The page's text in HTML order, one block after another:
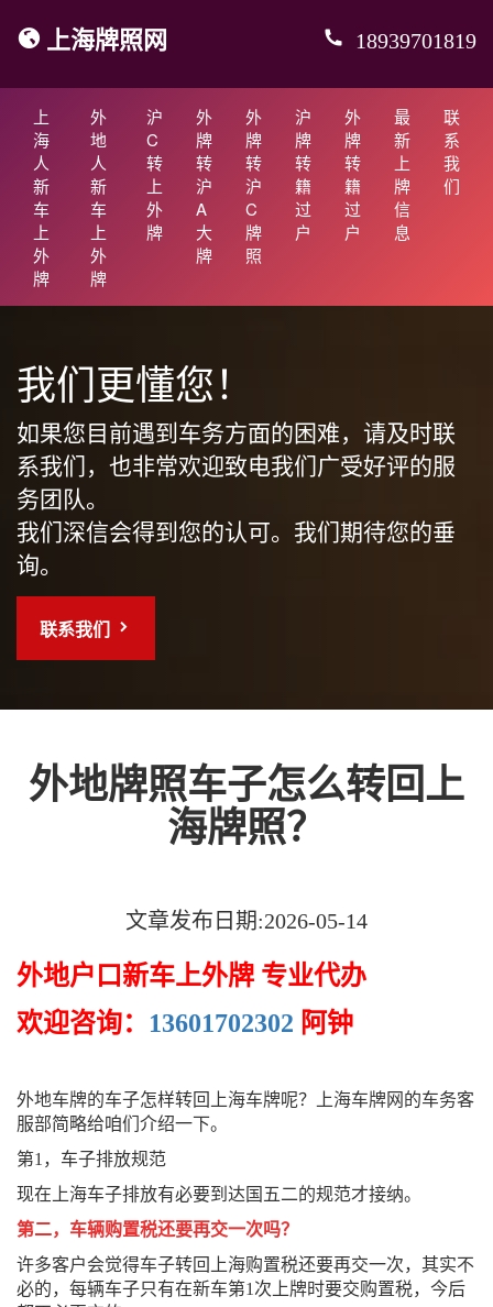
上海牌照网 18939701819
上
海
人
新
车
上
外
牌
外
地
人
新
车
上
外
牌
沪
C
转
上
外
牌
外
牌
转
沪
A
大
牌
外
牌
转
沪
C
牌
照
沪
牌
转
籍
过
户
外
牌
转
籍
过
户
最
新
上
牌
信
息
联
系
我
们
我们更懂您！
如果您目前遇到车务方面的困难，请及时联
系我们，也非常欢迎致电我们广受好评的服
务团队。
我们深信会得到您的认可。我们期待您的垂
询。
联系我们
外地牌照车子怎么转回上
海牌照？
文章发布日期:2026-05-14
外地户口新车上外牌 专业代办
欢迎咨询： 13601702302 阿钟
外地车牌的车子怎样转回上海车牌呢？上海车牌网的车务客
服部简略给咱们介绍一下。
第1，车子排放规范
现在上海车子排放有必要到达国五二的规范才接纳。
第二，车辆购置税还要再交一次吗？
许多客户会觉得车子转回上海购置税还要再交一次，其实不
必的，每辆车子只有在新车第1次上牌时要交购置税，今后